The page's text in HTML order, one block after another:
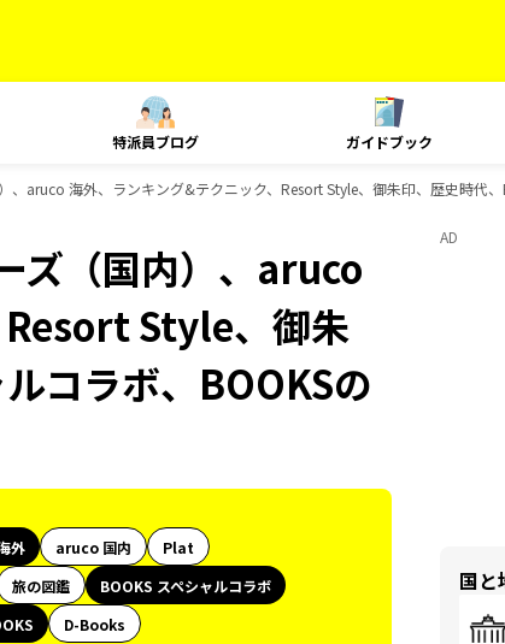
特派員ブログ ガイドブック
、aruco 海外、ランキング&テクニック、Resort Style、御朱印、歴史時代
ズ（国内）、aruco
Resort Style、御朱
コラボ、BOOKSの
外 aruco 国内
Plat
旅の図鑑
BOOKS スペシャルコラボ
D-Books
AD
国と